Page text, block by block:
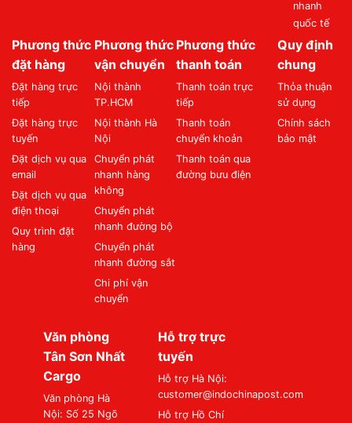
nhanh
quốc tế
Phương thức
đặt hàng
Đặt hàng trực
tiếp
Đặt hàng trực
tuyến
Đặt dịch vụ qua
email
Đặt dịch vụ qua
điện thoại
Quy trình đặt
hàng
Phương thức
vận chuyển
Nội thành
TP.HCM
Nội thành Hà
Nội
Chuyển phát
nhanh hàng
không
Chuyển phát
nhanh đường bộ
Chuyển phát
nhanh đường sắt
Chi phí vận
chuyển
Phương thức
thanh toán
Thanh toán trực
tiếp
Thanh toán
chuyển khoản
Thanh toán qua
đường bưu điện
Quy định
chung
Thỏa thuận
sử dụng
Chính sách
bảo mật
Văn phòng
Tân Sơn Nhất
Cargo
Văn phòng Hà
Nội: Số 25 Ngõ
Hỗ trợ trực
tuyến
Hỗ trợ Hà Nội:
customer@indochinapost.com
Hỗ trợ Hồ Chí